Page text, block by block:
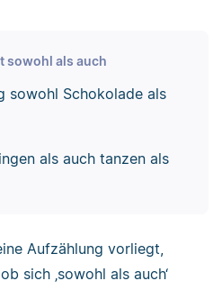
sowohl als auch
sowohl Schokolade als
als auch tanzen als
Aufzählung vorliegt,
sich ‚sowohl als auch‘